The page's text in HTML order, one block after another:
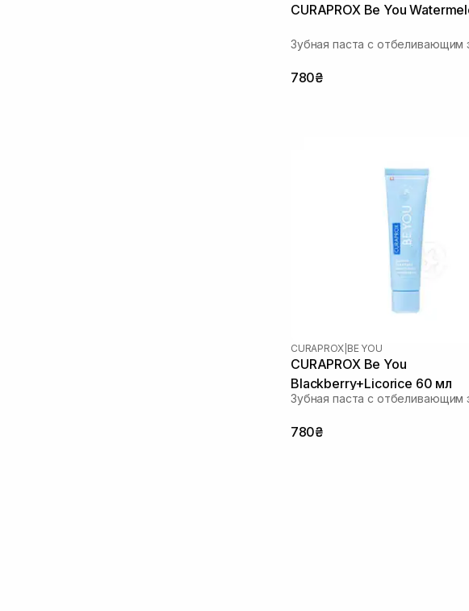
CURAPROX Be You
Зубная паста с отбеливающим
780₴
CURAPROX BE YOU
CURAPROX Be You
Blackberry+Licorice 60 мл
Зубная паста с отбеливающим
780₴